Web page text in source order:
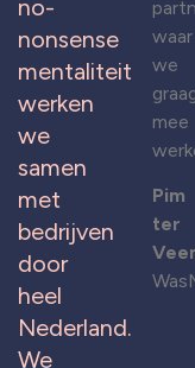
no-
nonsense
mentaliteit
werken
we
samen
met
bedrijven
door
heel
Nederland.
We
waar
we
mee
Pim
ter